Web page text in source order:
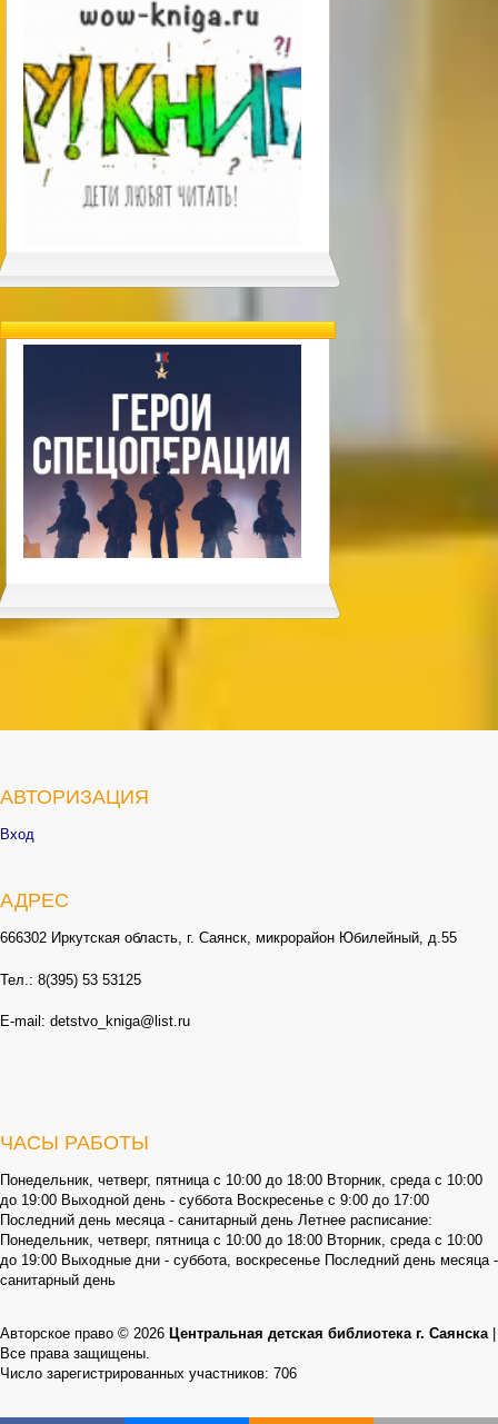
АВТОРИЗАЦИЯ
Вход
АДРЕС
666302 Иркутская область, г. Саянск, микрорайон Юбилейный, д.55
Тел.: 8(395) 53 53125
E-mail: detstvo_kniga@list.ru
ЧАСЫ РАБОТЫ
Понедельник, четверг, пятница с 10:00 до 18:00 Вторник, среда с 10:00
до 19:00 Выходной день - суббота Воскресенье с 9:00 до 17:00
Последний день месяца - санитарный день Летнее расписание:
Понедельник, четверг, пятница с 10:00 до 18:00 Вторник, среда с 10:00
до 19:00 Выходные дни - суббота, воскресенье Последний день месяца -
санитарный день
Авторское право © 2026 Центральная детская библиотека г. Саянска
Все права защищены.
Число зарегистрированных участников: 706